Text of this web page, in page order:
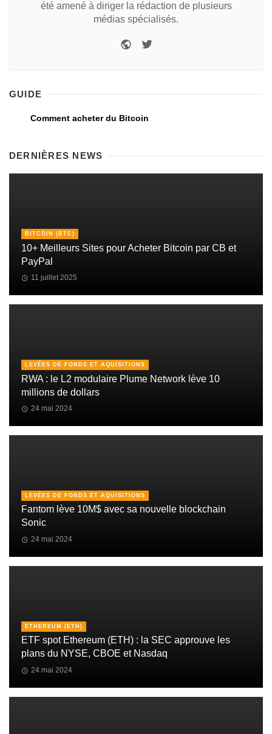
été amené à diriger la rédaction de plusieurs
médias spécialisés.
GUIDE
Comment acheter du Bitcoin
DERNIÈRES NEWS
BITCOIN (BTC)
10+ Meilleurs Sites pour Acheter Bitcoin par CB et
PayPal
11 juillet 2025
LEVÉES DE FONDS ET AQUISITIONS
RWA : le L2 modulaire Plume Network lève 10
millions de dollars
24 mai 2024
LEVÉES DE FONDS ET AQUISITIONS
Fantom lève 10M$ avec sa nouvelle blockchain
Sonic
24 mai 2024
ETHEREUM (ETH)
ETF spot Ethereum (ETH) : la SEC approuve les
plans du NYSE, CBOE et Nasdaq
24 mai 2024